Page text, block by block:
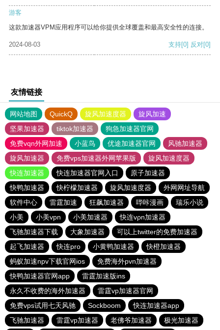
游客
这款加速器VPM应用程序可以给你提供全球覆盖和最高安全性的连接。
2024-08-03 支持[0] 反对[0]
友情链接
网站地图 QuickQ 旋风加速度器
旋风加速
坚果加速器
tiktok加速器
狗急加速器官网
免费vqn外网加速
小蓝鸟 优途加速器官网
风驰加速器
旋风加速器
免费vps加速器外网苹果版
旋风加速度器
快连加速器
快连加速器官网入口
原子加速器
快鸭加速器
快柠檬加速器 旋风加速度器
外网网址导航
软件中心
雷霆加速 狂飙加速器 哔咔漫画
瑞乐小说
小美
小美vpn 小美加速器
快连vρn加速器
飞驰加速器下载
大象加速器
可以上twitter的免费加速器
起飞加速器
快连pro 小黄鸭加速器
快橙加速器
蚂蚁加速npv下载官网ios
免费海外pvn加速器
快鸭加速器官网app
雷霆加速版ins
永久不收费的海外加速器
雷霆vp加速器官网
免费vps试用七天风驰
Sockboom
快连加速器app
飞驰加速器
雷霆vp加速器 老佛爷加速器 极光加速器